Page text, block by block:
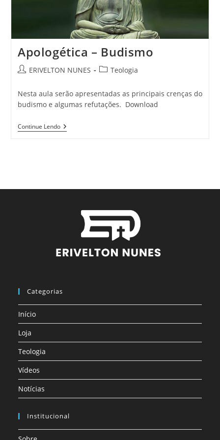
Apologética – Budismo
ERIVELTON NUNES Teologia
Nesta aula serão apresentadas as principais crenças do
budismo e algumas refutações. Download
Continue Lendo
Categorias
Início
Loja
Teologia
Vídeos
Notícias
Institucional